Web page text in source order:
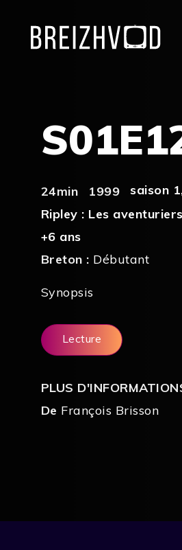
24min 1999 saison 1
Ripley : Les
+6 ans
Breton : Débutant
Synopsis
Lecture
PLUS
De François Brisson